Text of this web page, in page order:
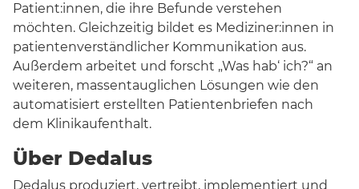
Patient:innen, die ihre Befunde verstehen
möchten. Gleichzeitig bildet es Mediziner:innen in
patientenverständlicher Kommunikation aus.
Außerdem arbeitet und forscht „Was hab‘ ich?“ an
weiteren, massentauglichen Lösungen wie den
automatisiert erstellten Patientenbriefen nach
dem Klinikaufenthalt.
Über Dedalus
Dedalus produziert, vertreibt, implementiert und